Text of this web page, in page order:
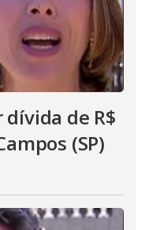
de R$
(SP)